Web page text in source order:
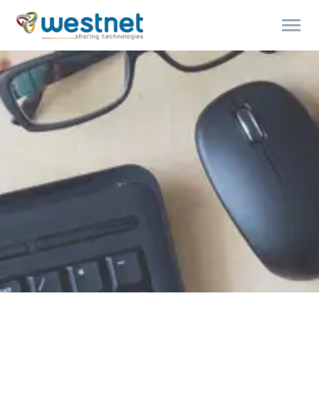
Products
search
Polski